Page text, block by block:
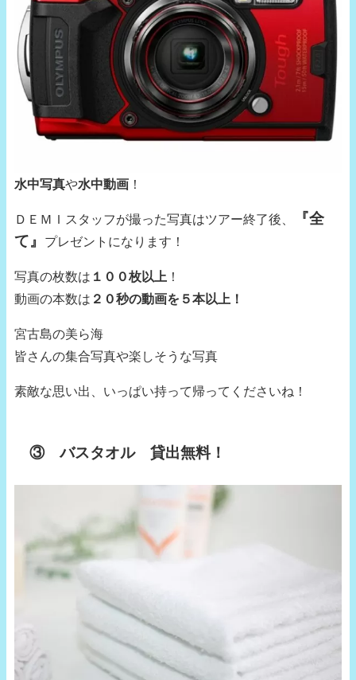
水中写真や水中動画 ！
ＤＥＭＩスタッフが撮った写真はツアー終了後、
『全
て』
プレゼントになります！
写真の枚数は １００枚以上 ！
動画の本数は ２０秒の動画を５本以上！
宮古島の美ら海
皆さんの集合写真や楽しそうな写真
素敵な思い出、いっぱい持って帰ってくださいね！
③ バスタオル 貸出無料！